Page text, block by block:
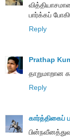
பார்க்கப்
Reply
Prathap
தாறுமாறான
Reply
கார்த்திகைப்